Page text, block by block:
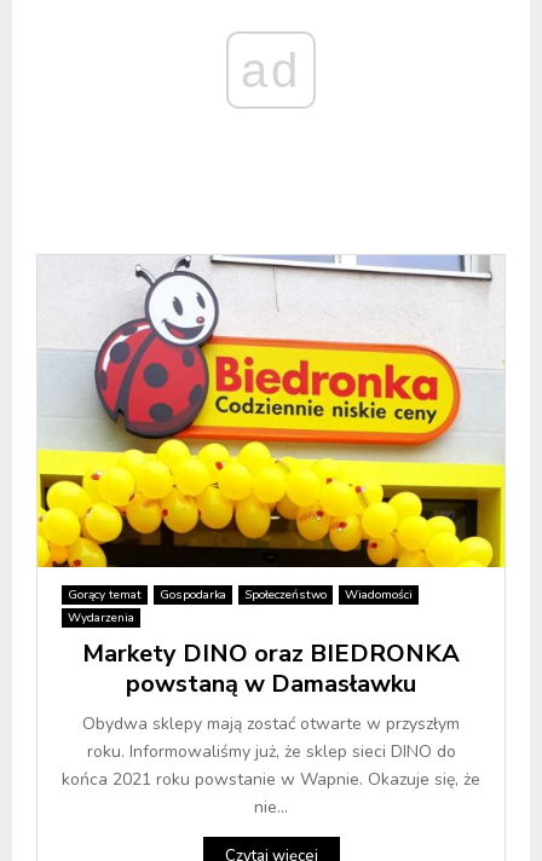
ad
Gorący temat Gospodarka Społeczeństwo
Wiadomości
Wydarzenia
Markety DINO oraz BIEDRONKA
powstaną w Damasławku
Obydwa sklepy mają zostać otwarte w przyszłym
roku. Informowaliśmy już, że sklep sieci DINO do
końca 2021 roku powstanie w Wapnie. Okazuje się, że
nie...
Czytaj więcej